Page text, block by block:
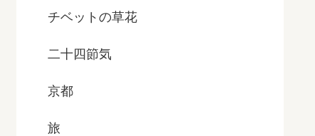
チベットの草花
二十四節気
京都
旅